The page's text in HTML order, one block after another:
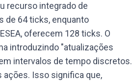
recurso integrado de
de 64 ticks, enquanto
oferecem 128 ticks. O
introduzindo "atualizações
intervalos de tempo discretos.
ações. Isso significa que,